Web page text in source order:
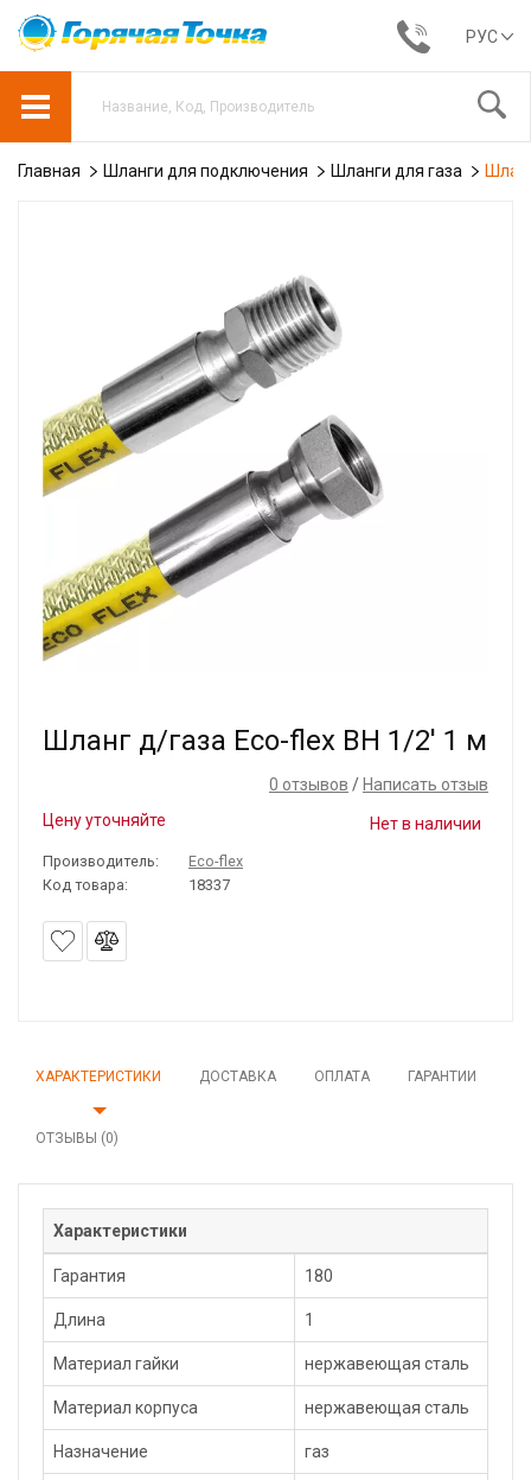
РУС
Главная Шланги для подключения Шланги для газа
Шланг д/газа Eco-flex ВН 1/2' 1 м
0 отзывов / Написать отзыв
Цену уточняйте
Нет в наличии
Производитель:
Eco-flex
Код товара:
18337
ХАРАКТЕРИСТИКИ ДОСТАВКА ОПЛАТА ГАРАНТИИ
ОТЗЫВЫ (0)
Характеристики
Гарантия 180
Длина 1
Материал гайки нержавеющая сталь
Материал корпуса нержавеющая сталь
Назначение газ